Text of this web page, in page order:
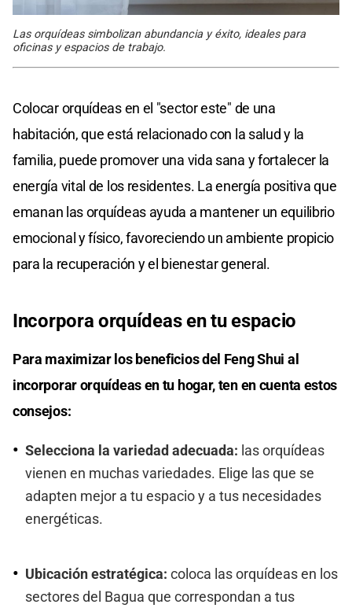
Las orquídeas simbolizan abundancia y éxito, ideales para
oficinas y espacios de trabajo.
Colocar orquídeas en el "sector este" de una
habitación, que está relacionado con la salud y la
familia, puede promover una vida sana y fortalecer la
energía vital de los residentes. La energía positiva que
emanan las orquídeas ayuda a mantener un equilibrio
emocional y físico, favoreciendo un ambiente propicio
para la recuperación y el bienestar general.
Incorpora orquídeas en tu espacio
Para maximizar los beneficios del Feng Shui al
incorporar orquídeas en tu hogar, ten en cuenta estos
consejos:
Selecciona la variedad adecuada: las orquídeas
vienen en muchas variedades. Elige las que se
adapten mejor a tu espacio y a tus necesidades
energéticas.
Ubicación estratégica: coloca las orquídeas en los
sectores del Bagua que correspondan a tus